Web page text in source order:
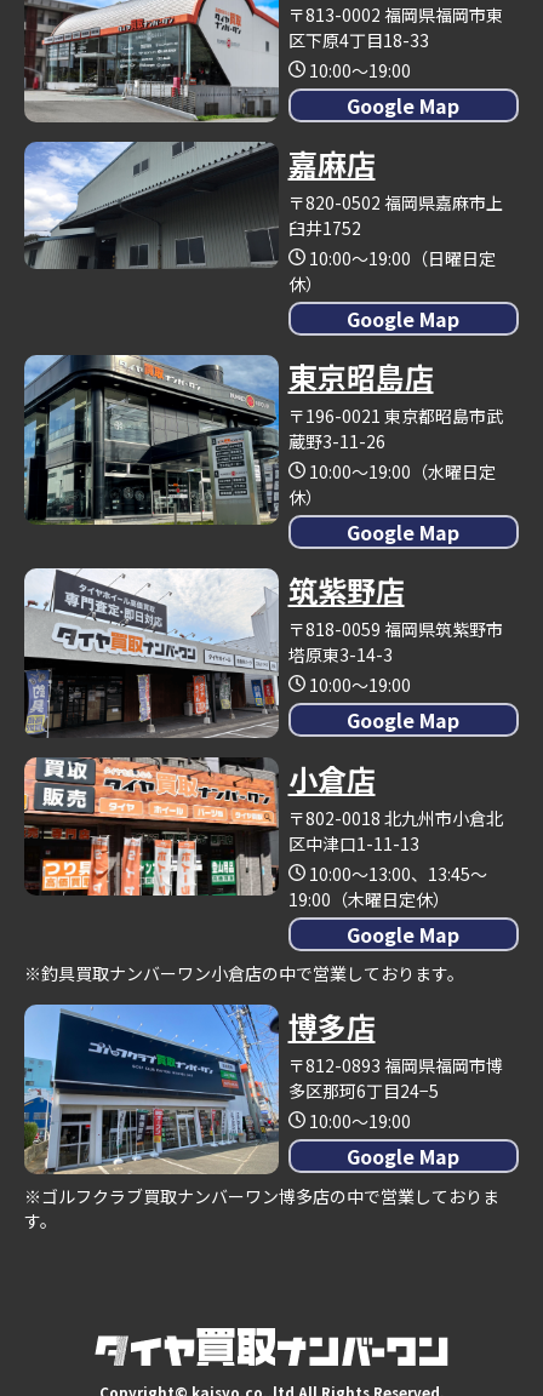
〒813-0002 福岡県福岡市東
区下原4丁目18-33
10:00～19:00
Google Map
嘉麻店
〒820-0502 福岡県嘉麻市上
臼井1752
10:00～19:00（日曜日定
休）
Google Map
東京昭島店
〒196-0021 東京都昭島市武
蔵野3-11-26
10:00～19:00（水曜日定
休）
Google Map
筑紫野店
〒818-0059 福岡県筑紫野市
塔原東3-14-3
10:00～19:00
Google Map
小倉店
〒802-0018 北九州市小倉北
区中津口1-11-13
10:00～13:00、13:45～
19:00（木曜日定休）
Google Map
※釣具買取ナンバーワン小倉店の中で営業しております。
博多店
〒812-0893 福岡県福岡市博
多区那珂6丁目24−5
10:00～19:00
Google Map
※ゴルフクラブ買取ナンバーワン博多店の中で営業しておりま
す。
Copyright© kaisyo.co.,ltd All Rights Reserved.